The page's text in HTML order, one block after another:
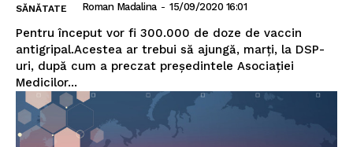
SĂNĂTATE Roman Madalina - 15/09/2020 16:01
Pentru început vor fi 300.000 de doze de vaccin
antigripal.Acestea ar trebui să ajungă, marți, la DSP-
uri, după cum a preczat președintele Asociației
Medicilor...